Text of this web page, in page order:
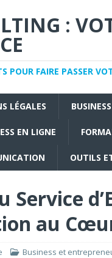
:
POUR FAIRE PASSER
LÉGALES
EN LIGNE
OUTILS
Service
au
Business et